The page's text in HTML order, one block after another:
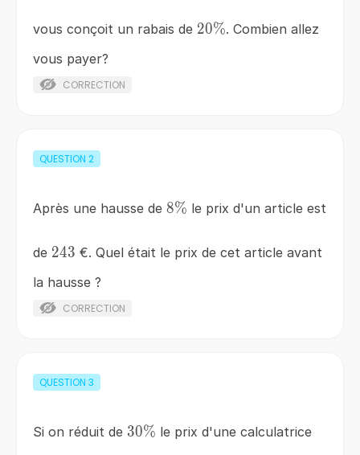
vous conçoit un rabais de 20\%
20%. Combien allez
vous payer?
CORRECTION
QUESTION 2
Après une hausse de 8\%
8% le prix d'un article est
de 243
243 €. Quel était le prix de cet article avant
la hausse ?
CORRECTION
QUESTION 3
Si on réduit de 30\%
30% le prix d'une calculatrice